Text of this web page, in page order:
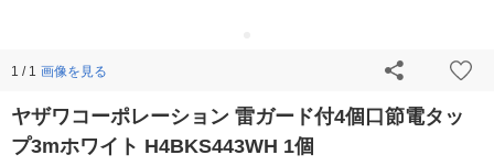
1 / 1 画像を見る
ヤザワコーポレーション 雷ガード付4個口節電タッ
プ3mホワイト H4BKS443WH 1個